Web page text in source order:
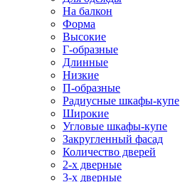
На балкон
Форма
Высокие
Г-образные
Длинные
Низкие
П-образные
Радиусные шкафы-купе
Широкие
Угловые шкафы-купе
Закругленный фасад
Количество дверей
2-х дверные
3-х дверные